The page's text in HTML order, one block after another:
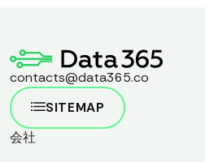
contacts@data365.co
SITEMAP
会社